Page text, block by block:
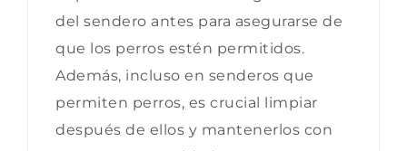
del sendero antes para asegurarse de
que los perros estén permitidos.
Además, incluso en senderos que
permiten perros, es crucial limpiar
después de ellos y mantenerlos con